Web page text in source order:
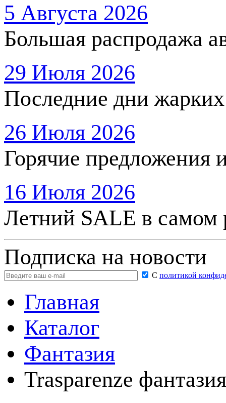
5 Августа 2026
Большая распродажа
29 Июля 2026
Последние дни
26 Июля 2026
Горячие предложения
16 Июля 2026
Летний SALE в самом
Подписка на новости
С политикой
Главная
Каталог
Фантазия
Trasparenze фантазия